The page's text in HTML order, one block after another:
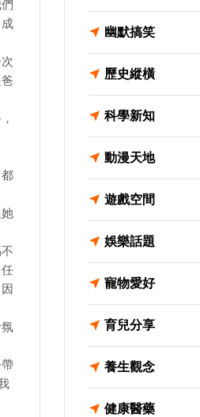
幽默搞笑
歷史縱橫
科學新知
動漫天地
遊戲空間
娛樂話題
寵物愛好
育兒分享
養生觀念
健康醫藥